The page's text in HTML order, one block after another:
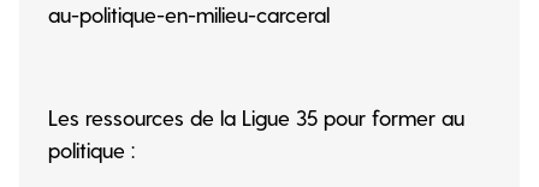
au-politique-en-milieu-carceral
Les ressources de la Ligue 35 pour former au
politique :